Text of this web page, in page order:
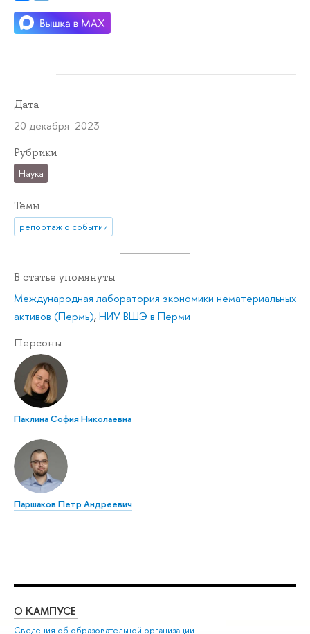
Дата
20 декабря 2023
Рубрики
Наука
Темы
репортаж о событии
В статье упомянуты
Международная лаборатория экономики нематериальных
активов (Пермь),НИУ ВШЭ в Перми
Персоны
Паклина София Николаевна
Паршаков Петр Андреевич
О КАМПУСЕ
Сведения об образовательной организации